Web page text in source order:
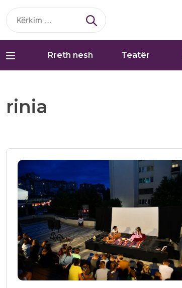
Kërko
për:
Rreth nesh Teatër
rinia